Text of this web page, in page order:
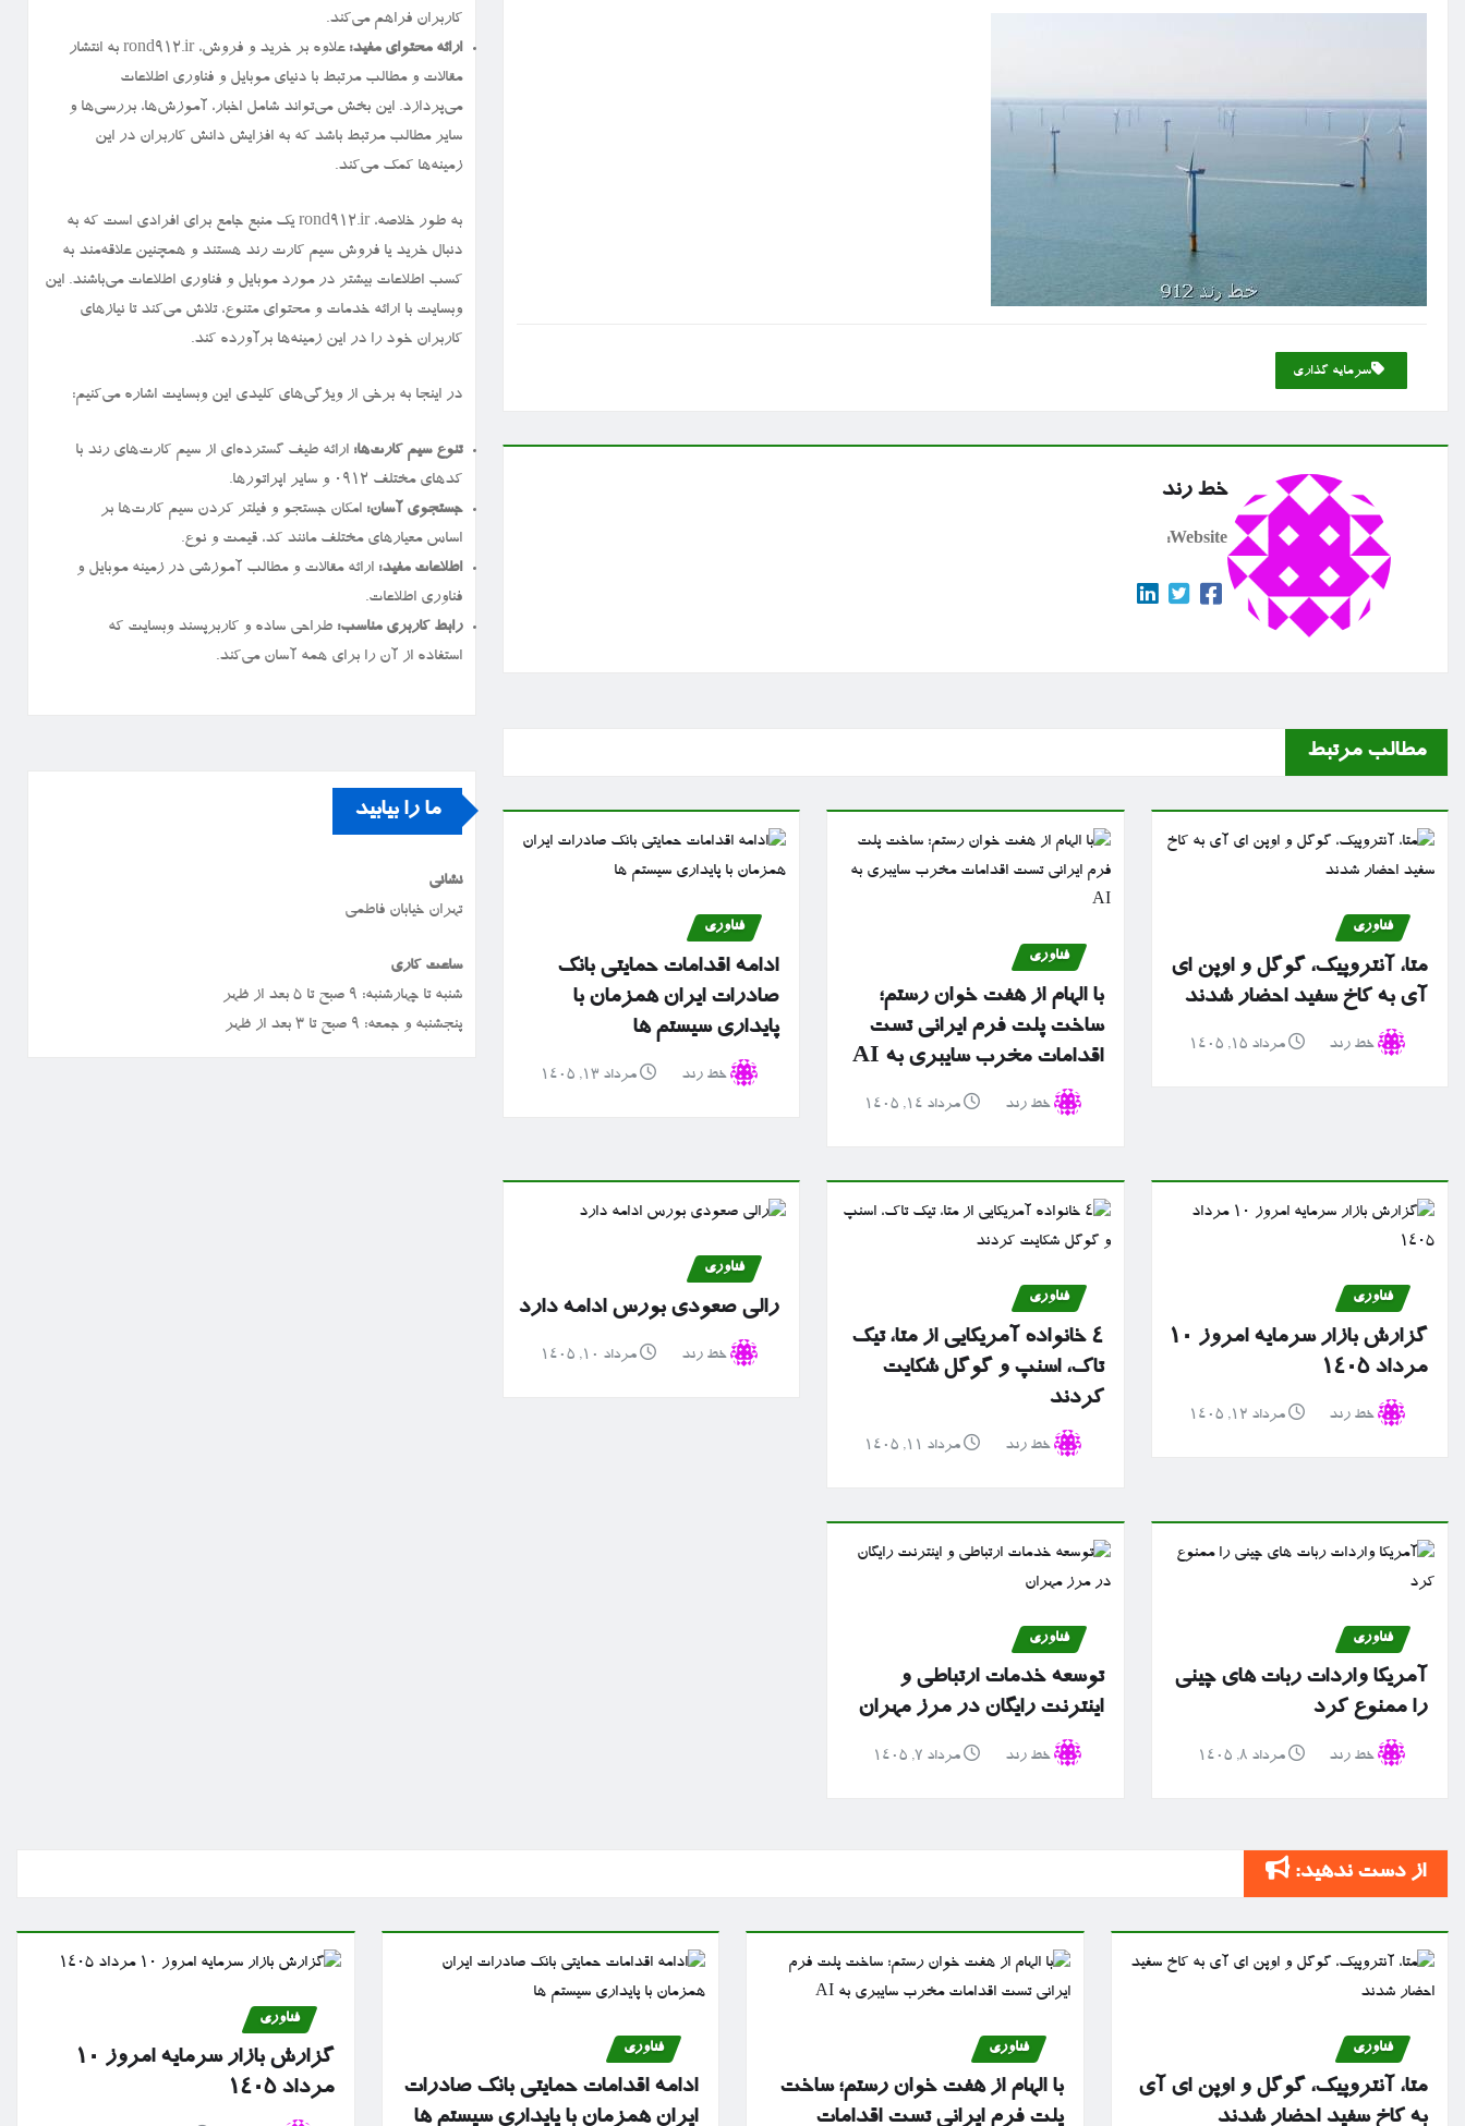
سرمایه گذاری
خط رند
Website:
مطالب مرتبط
فناوری
متا، آنتروپیک، گوگل و اوپن ای
آی به کاخ سفید احضار شدند
خط رند مرداد ۱۵, ۱۴۰۵
فناوری
با الهام از هفت خوان رستم؛
ساخت پلت فرم ایرانی تست
اقدامات مخرب سایبری به AI
خط رند مرداد ۱۴, ۱۴۰۵
فناوری
ادامه اقدامات حمایتی بانک
صادرات ایران همزمان با
پایداری سیستم ها
خط رند مرداد ۱۳, ۱۴۰۵
فناوری
گزارش بازار سرمایه امروز ۱۰
مرداد ۱۴۰۵
خط رند مرداد ۱۲, ۱۴۰۵
فناوری
۴ خانواده آمریکایی از متا، تیک
تاک، اسنپ و گوگل شکایت
کردند
خط رند مرداد ۱۱, ۱۴۰۵
فناوری
رالی صعودی بورس ادامه دارد
خط رند مرداد ۱۰, ۱۴۰۵
فناوری
آمریکا واردات ربات های چینی
را ممنوع کرد
خط رند مرداد ۸, ۱۴۰۵
فناوری
توسعه خدمات ارتباطی و
اینترنت رایگان در مرز مهران
خط رند مرداد ۷, ۱۴۰۵
کاربران فراهم می‌کند.
ارائه محتوای مفید:
علاوه بر خرید و فروش، rond912.ir به انتشار
مقالات و مطالب مرتبط با دنیای موبایل و فناوری اطلاعات
می‌پردازد. این بخش می‌تواند شامل اخبار، آموزش‌ها، بررسی‌ها و
سایر مطالب مرتبط باشد که به افزایش دانش کاربران در این
زمینه‌ها کمک می‌کند.
به طور خلاصه، rond912.ir یک منبع جامع برای افرادی است که به
دنبال خرید یا فروش سیم کارت رند هستند و همچنین علاقه‌مند به
کسب اطلاعات بیشتر در مورد موبایل و فناوری اطلاعات می‌باشند. این
وبسایت با ارائه خدمات و محتوای متنوع، تلاش می‌کند تا نیازهای
کاربران خود را در این زمینه‌ها برآورده کند.
در اینجا به برخی از ویژگی‌های کلیدی این وبسایت اشاره می‌کنیم:
تنوع سیم کارت‌ها: ارائه طیف گسترده‌ای از سیم کارت‌های رند با
کدهای مختلف ۰۹۱۲ و سایر اپراتورها.
جستجوی آسان: امکان جستجو و فیلتر کردن سیم کارت‌ها بر
اساس معیارهای مختلف مانند کد، قیمت و نوع.
اطلاعات مفید: ارائه مقالات و مطالب آموزشی در زمینه موبایل و
فناوری اطلاعات.
رابط کاربری مناسب: طراحی ساده و کاربرپسند وبسایت که
استفاده از آن را برای همه آسان می‌کند.
ما را بیابید
نشانی
تهران خیابان فاطمی
ساعت کاری
شنبه تا چهارشنبه: ۹ صبح تا ۵ بعد از ظهر
پنجشنبه و جمعه: ۹ صبح تا ۳ بعد از ظهر
از دست ندهید:
فناوری
متا، آنتروپیک، گوگل و اوپن ای آی
به کاخ سفید احضار شدند
فناوری
با الهام از هفت خوان رستم؛ ساخت
پلت فرم ایرانی تست اقدامات
فناوری
ادامه اقدامات حمایتی بانک صادرات
ایران همزمان با پایداری سیستم ها
فناوری
گزارش بازار سرمایه امروز ۱۰
مرداد ۱۴۰۵